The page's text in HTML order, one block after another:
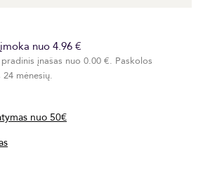
nuo 4.96 €
įnašas nuo 0.00 €. Paskolos
mėnesių.
nuo 50€